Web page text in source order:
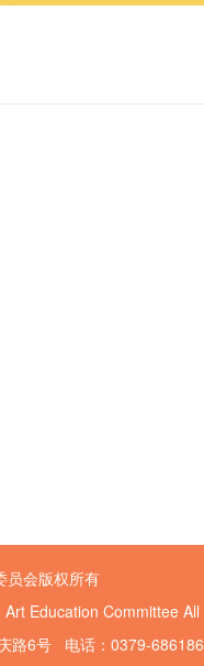
员会版权所有
Education Committee
路6号 电话：0379-